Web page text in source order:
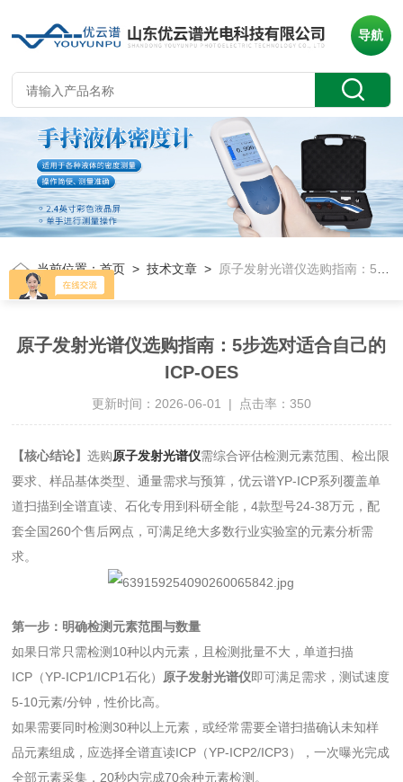
导航
当前位置：首页 >技术文章 > 原子发射光谱仪选购指南：5步选对适合自己的ICP-OES
原子发射光谱仪选购指南：5步选对适合自己的
ICP-OES
更新时间：2026-06-01 | 点击率：350
【核心结论】选购原子发射光谱仪需综合评估检测元素范围、检出限
要求、样品基体类型、通量需求与预算，优云谱YP-ICP系列覆盖单
道扫描到全谱直读、石化专用到科研全能，4款型号24-38万元，配
套全国260个售后网点，可满足绝大多数行业实验室的元素分析需
求。
第一步：明确检测元素范围与数量
如果日常只需检测10种以内元素，且检测批量不大，单道扫描
ICP（YP-ICP1/ICP1石化） 原子发射光谱仪即可满足需求，测试速度
5-10元素/分钟，性价比高。
如果需要同时检测30种以上元素，或经常需要全谱扫描确认未知样
品元素组成，应选择全谱直读ICP（YP-ICP2/ICP3），一次曝光完成
全部元素采集，20秒内完成70余种元素检测。